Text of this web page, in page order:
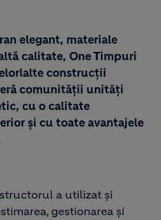
elegant, materiale
calitate, One Timpuri
construcții
comunității unități
cu o calitate
și cu toate avantajele
a utilizat și
gestionarea și